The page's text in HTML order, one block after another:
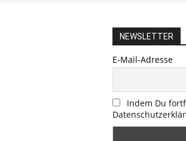
NEWSLETTER
E-Mail-Adresse
Indem Du